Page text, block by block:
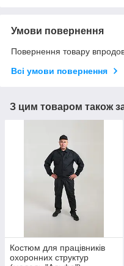
Умови повернення
Повернення товару
Всі умови повернення
З цим товаром також
Костюм для працівників
охоронних структур